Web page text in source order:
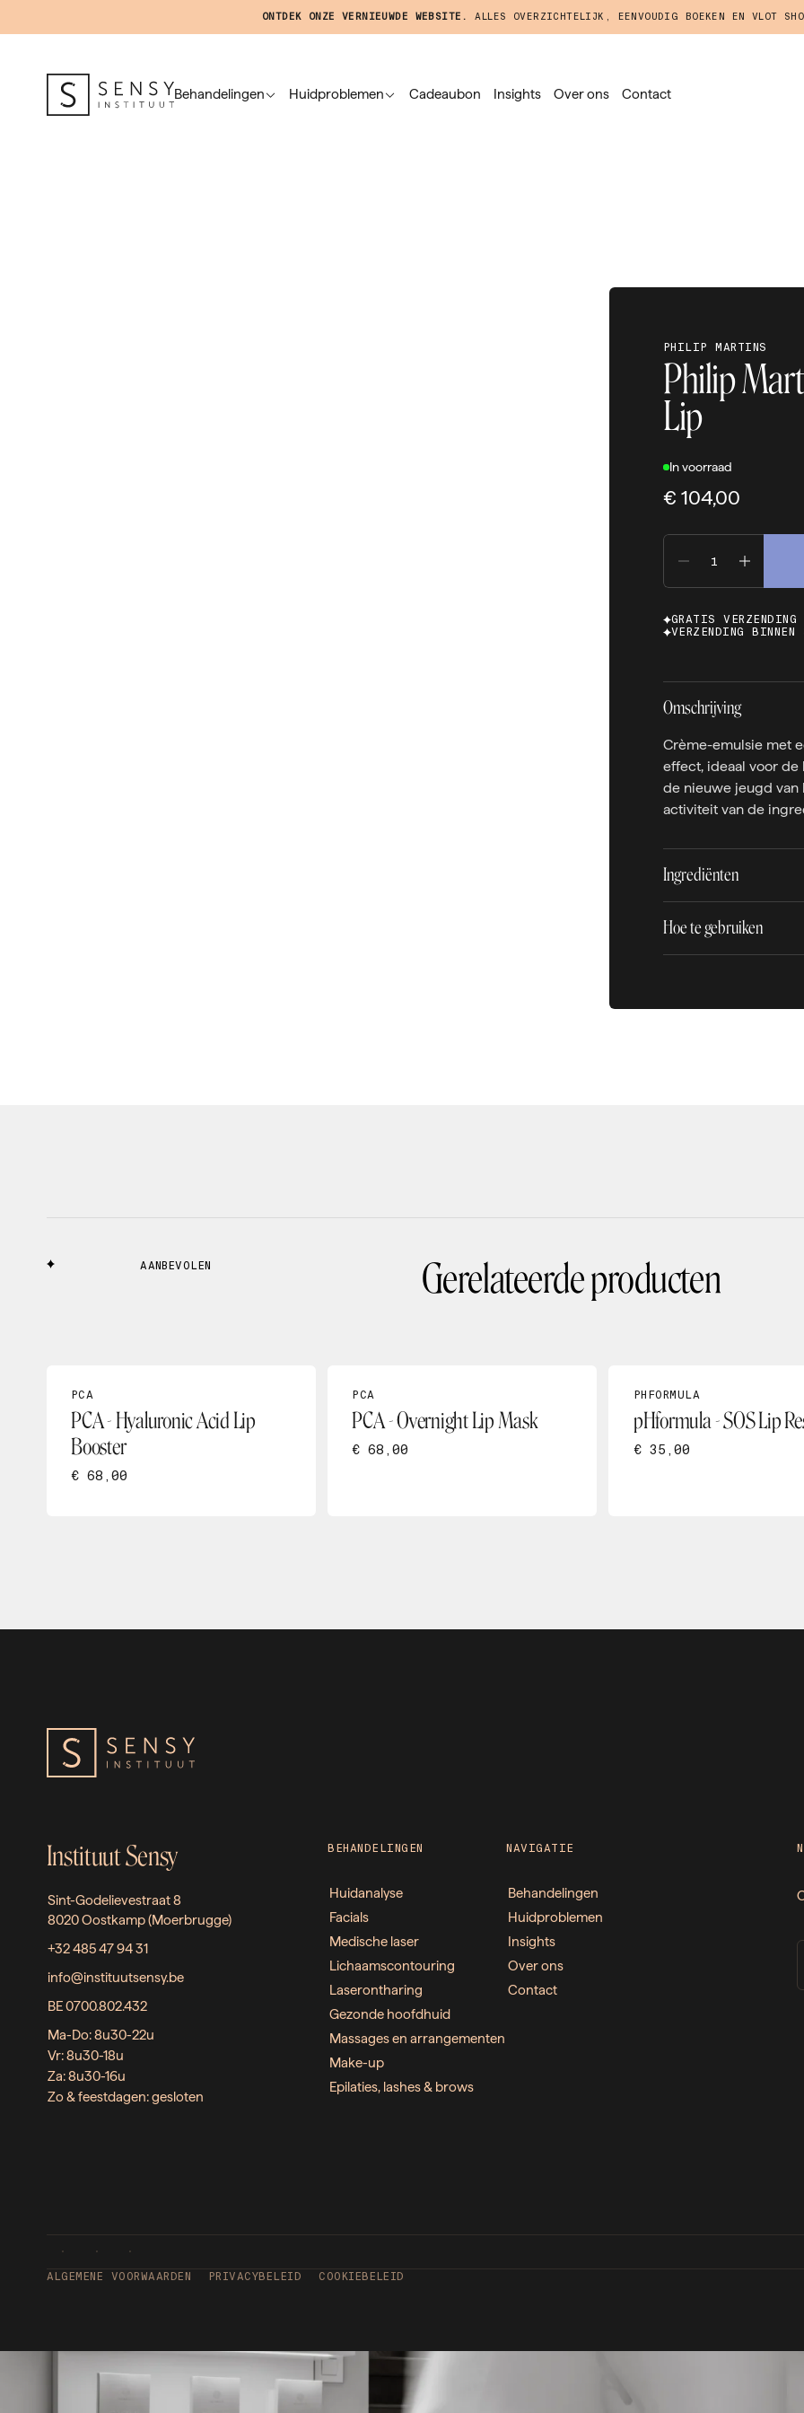
ONTDEK ONZE VERNIEUWDE WEBSITE. ALLES OVERZICHTELIJK, EENVOUDIG BOEKEN EN VLOT
Behandelingen Huidproblemen Cadeaubon Insights Over ons Contact
PHILIP MARTINS
Philip
Lip
In voorraad
€ 104,00
GRATIS
VERZENDING BINNEN
Omschrijving
Crème-emulsie met
effect, ideaal voor de
de nieuwe jeugd
activiteit van de
Ingrediënten
Hoe te gebruiken
AANBEVOLEN Gerelateerde producten
PCA
PCA - Hyaluronic Acid Lip
Booster
€ 68,00
PCA
PCA - Overnight Lip Mask
€ 68,00
PHFORMULA
pHformula - SOS Lip
€ 35,00
Instituut Sensy
Sint-Godelievestraat 8
8020 Oostkamp (Moerbrugge)
+32 485 47 94 31
info@instituutsensy.be
BE 0700.802.432
Ma-Do: 8u30-22u
Vr: 8u30-18u
Za: 8u30-16u
Zo & feestdagen: gesloten
BEHANDELINGEN
Huidanalyse
Facials
Medische laser
Lichaamscontouring
Laserontharing
Gezonde hoofdhuid
Massages en arrangementen
Make-up
Epilaties, lashes & brows
NAVIGATIE
Behandelingen
Huidproblemen
Insights
Over ons
Contact
ALGEMENE VOORWAARDEN PRIVACYBELEID COOKIEBELEID